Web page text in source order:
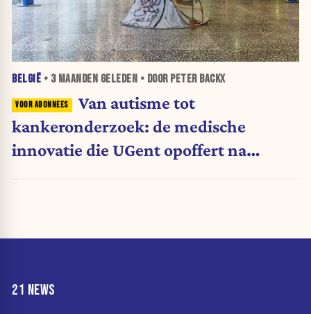
BELGIË • 3 MAANDEN GELEDEN • DOOR PETER BACKX
Van autisme tot
kankeronderzoek: de medische
innovatie die UGent opoffert na
21 NEWS